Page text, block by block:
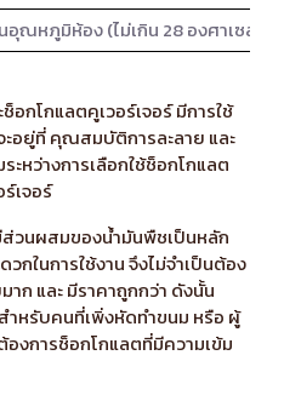
อุณหภูมิห้อง (ไม่เกิน 28 องศาเซลเซี
กโกแลตคูเวอร์เจอร์ มีการใช้
อยู่ที่ คุณสมบัติการละลาย และ
ะหว่างการเลือกใช้ช็อกโกแลต
เจอร์
วนผสมของน้ำมันพืชเป็นหลัก
กในการใช้งาน จึงไม่จำเป็นต้อง
ก และ มีราคาถูกกว่า ดังนั้น
ำหรับคนที่เพิ่งหัดทำขนม หรือ ผู้
งการช็อกโกแลตที่มีความเข้ม